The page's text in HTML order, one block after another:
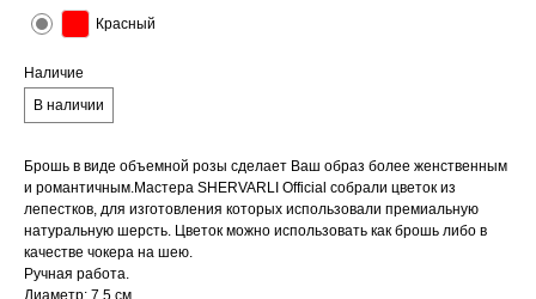
Красный
Наличие
В наличии
Брошь в виде объемной розы сделает Ваш образ более женственным
и романтичным.Мастера SHERVARLI Official собрали цветок из
лепестков, для изготовления которых использовали премиальную
натуральную шерсть. Цветок можно использовать как брошь либо в
качестве чокера на шею.
Ручная работа.